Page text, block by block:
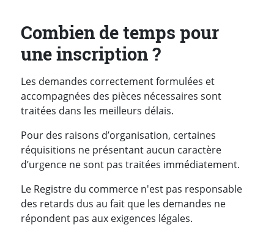
Combien de temps pour
une inscription ?
Les demandes correctement formulées et
accompagnées des pièces nécessaires sont
traitées dans les meilleurs délais.
Pour des raisons d’organisation, certaines
réquisitions ne présentant aucun caractère
d’urgence ne sont pas traitées immédiatement.
Le Registre du commerce n'est pas responsable
des retards dus au fait que les demandes ne
répondent pas aux exigences légales.